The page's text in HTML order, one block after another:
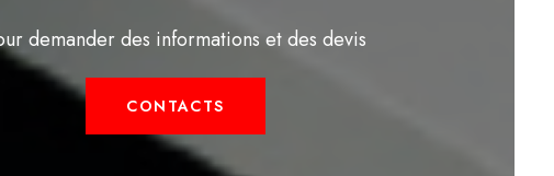
demander des informations et des devis
CONTACTS